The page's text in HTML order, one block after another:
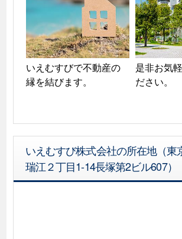
いえむすびで不動産の
縁を結びます。
是非お気
ださい。
いえむすび株式会社の所在地（東
瑞江２丁目1-14長塚第2ビル607）